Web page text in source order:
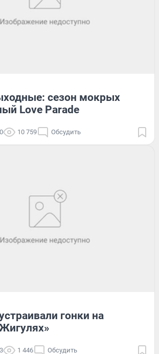
сезон мокрых
Love Parade
10 759 Обсудить
гонки на
1 446 Обсудить